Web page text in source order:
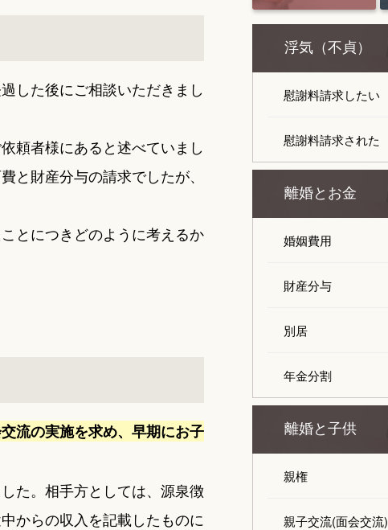
した後にご相談いただきまし
頼者様にあると述べていまし
と財産分与の請求でしたが、
とにつきどのように考えるか
流の実施を求め、早期にお子
た。相手方としては、源泉徴
からの収入を記載したものに
浮気（不貞）
慰謝料請求したい
慰謝料請求された
離婚とお金
婚姻費用
財産分与
別居
年金分割
離婚と子供
親権
親子交流(面会交流)